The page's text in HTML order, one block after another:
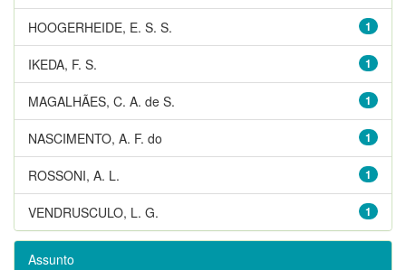
1
HOOGERHEIDE, E. S. S.
1
IKEDA, F. S.
1
MAGALHÃES, C. A. de S.
1
NASCIMENTO, A. F. do
1
ROSSONI, A. L.
1
VENDRUSCULO, L. G.
Assunto